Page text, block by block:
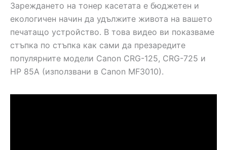
Зареждането на тонер касетата е бюджетен и
екологичен начин да удължите живота на вашето
печатащо устройство. В това видео ви показваме
стъпка по стъпка как сами да презаредите
популярните модели Canon CRG-125, CRG-725 и
HP 85A (използвани в Canon MF3010).